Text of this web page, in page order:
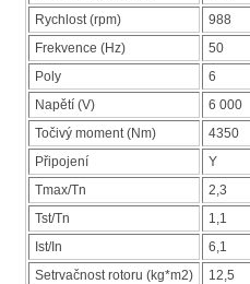
Rychlost (rpm)
988
Frekvence (Hz)
50
Poly
6
Napětí (V)
6 000
Točivý moment (Nm)
4350
Připojení
Y
Tmax/Tn
2,3
Tst/Tn
1,1
Ist/In
6,1
Setrvačnost rotoru (kg*m2)
12,5